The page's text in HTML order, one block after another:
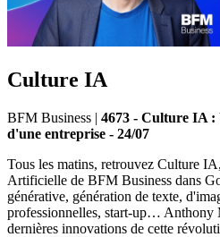
Culture IA
BFM Business | 4673 - Culture IA :
d'une entreprise - 24/07
Tous les matins, retrouvez Culture
Artificielle de BFM Business dans
générative, génération de texte,
professionnelles, start-up… Anthony
dernières innovations de cette